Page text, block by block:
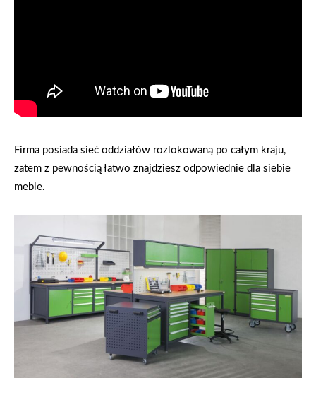
Firma posiada sieć oddziałów rozlokowaną po całym kraju,
zatem z pewnością łatwo znajdziesz odpowiednie dla siebie
meble.